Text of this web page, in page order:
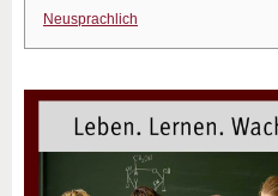
Neusprachlich